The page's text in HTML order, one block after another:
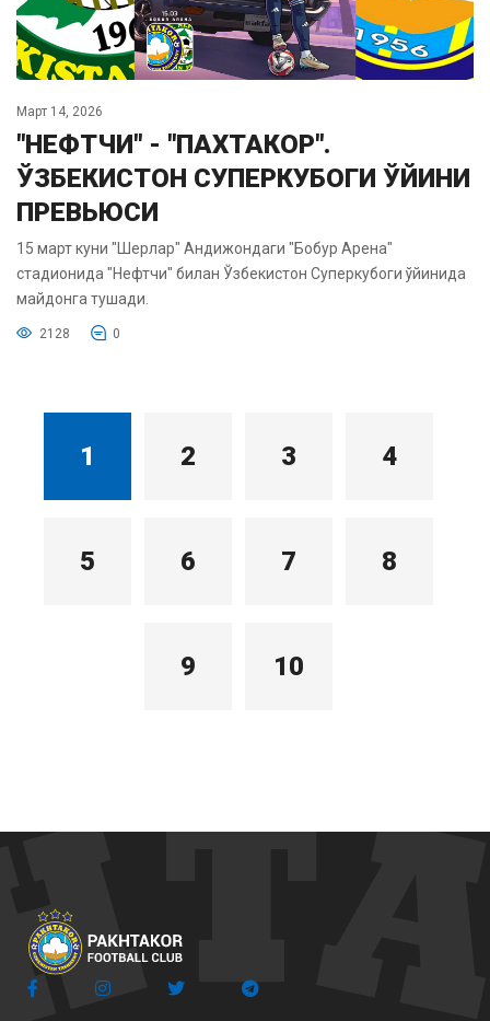
Март 14, 2026
"НЕФТЧИ" - "ПАХТАКОР".
ЎЗБЕКИСТОН СУПЕРКУБОГИ ЎЙИНИ
ПРЕВЬЮСИ
15 март куни "Шерлар" Андижондаги "Бобур Арена"
стадионида "Нефтчи" билан Ўзбекистон Суперкубоги ўйинида
майдонга тушади.
2128 0
1 2 3 4
5 6 7 8
9 10